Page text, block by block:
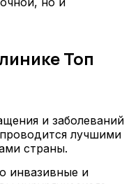
Топ
и заболеваний
лучшими
страны.
инвазивные и